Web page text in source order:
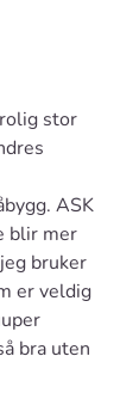
stor
ASK
blir mer
bruker
er veldig
bra uten